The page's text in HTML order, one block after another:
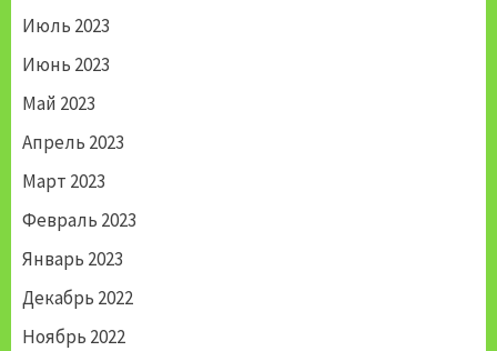
Июль 2023
Июнь 2023
Май 2023
Апрель 2023
Март 2023
Февраль 2023
Январь 2023
Декабрь 2022
Ноябрь 2022